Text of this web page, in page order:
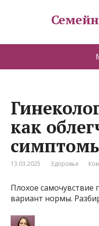
как
13.03.2025 Здоровье
Плохое
вариант нормы.